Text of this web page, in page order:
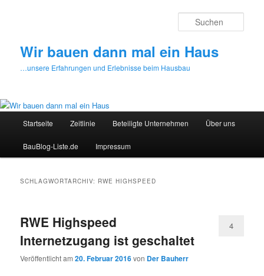
Wir bauen dann mal ein Haus
…unsere Erfahrungen und Erlebnisse beim Hausbau
Startseite Zeitlinie Beteiligte Unternehmen Über uns
BauBlog-Liste.de Impressum
SCHLAGWORTARCHIV: RWE HIGHSPEED
RWE Highspeed
Internetzugang ist geschaltet
Veröffentlicht am20. Februar 2016von Der Bauherr
4